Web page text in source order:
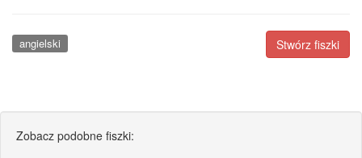
Stwórz fiszki
angielski
Zobacz podobne fiszki: